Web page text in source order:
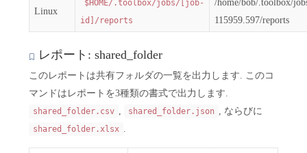
Linux
$HOME/.toolbox/jobs/[job-
id]/reports
/home/bob/.toolbox/
115959.597/reports
レポート: shared_folder
このレポートは共有フォルダの一覧を出力します. このコ
マンドはレポートを3種類の書式で出力します.
shared_folder.csv , shared_folder.json , ならびに
shared_folder.xlsx .